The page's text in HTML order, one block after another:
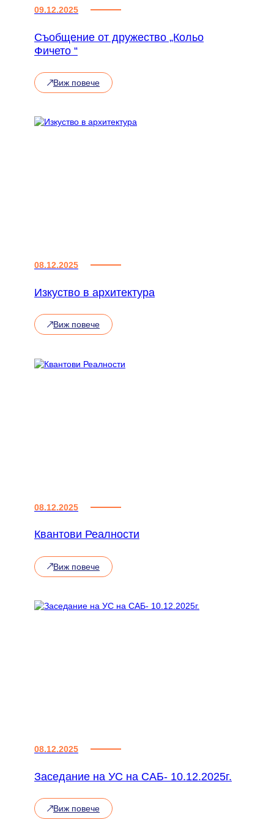
09.12.2025
Съобщение от дружество „Кольо
Фичето “
Виж повече
:
дружество
08.12.2025
Изкуство в архитектура
Виж повече
:
архитектура
08.12.2025
Квантови Реалности
Виж повече
:
08.12.2025
Заседание на УС на САБ- 10.12.2025г.
Виж повече
: